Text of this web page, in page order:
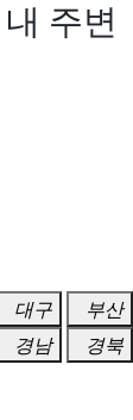
주변
대구
부산
경남
경북